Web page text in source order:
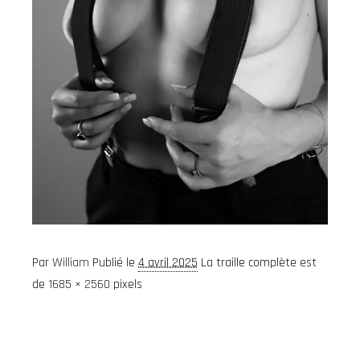
ParWilliam Publié le 4 avril 2025 La traille complète est
de 1685 × 2560 pixels